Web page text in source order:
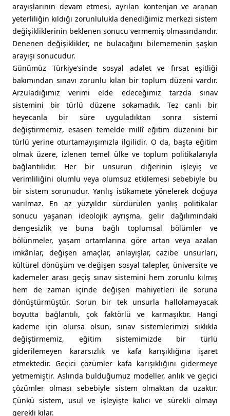
arayışlarının devam etmesi, ayrılan kontenjan ve aranan
yeterliliğin kıldığı zorunlulukla denediğimiz merkezi sistem
değişikliklerinin beklenen sonucu vermemiş olmasındandır.
Denenen değişiklikler, ne bulacağını bilememenin şaşkın
arayışı sonucudur.
Günümüz Türkiye’sinde sosyal adalet ve fırsat eşitliği
bakımından sınavı zorunlu kılan bir toplum düzeni vardır.
Arzuladığımız verimi elde edeceğimiz tarzda sınav
sistemini bir türlü düzene sokamadık. Tez canlı bir
heyecanla bir süre uyguladıktan sonra sistemi
değiştirmemiz, esasen temelde millî eğitim düzenini bir
türlü yerine oturtamayışımızla ilgilidir. O da, başta eğitim
olmak üzere, izlenen temel ülke ve toplum politikalarıyla
bağlantılıdır. Her bir unsurun diğerinin işleyiş ve
verimliliğini olumlu veya olumsuz etkilemesi sebebiyle bu
bir sistem sorunudur. Yanlış istikamete yönelerek doğuya
varılmaz. En az yüzyıldır sürdürülen yanlış politikalar
sonucu yaşanan ideolojik ayrışma, gelir dağılımındaki
dengesizlik ve buna bağlı toplumsal bölümler ve
bölünmeler, yaşam ortamlarına göre artan veya azalan
imkânlar, değişen amaçlar, anlayışlar, cazibe unsurları,
kültürel dönüşüm ve değişen sosyal talepler, üniversite ve
kademeler arası geçiş sınav sistemini hem zorunlu kılmış
hem de zaman içinde değişen mahiyetleri ile soruna
dönüştürmüştür. Sorun bir tek unsurla hallolamayacak
boyutta bağlantılı, çok faktörlü ve karmaşıktır. Hangi
kademe için olursa olsun, sınav sistemlerimizi sıklıkla
değiştirmemiz, eğitim sistemimizde bir türlü
giderilemeyen kararsızlık ve kafa karışıklığına işaret
etmektedir. Geçici çözümler kafa karışıklığını gidermeye
yetmemiştir. Aslında bulduğumuz modeller, anlık ve geçici
çözümler olması sebebiyle sistem olmaktan da uzaktır.
Çünkü sistem, usul ve işleyişte kalıcı ve sürekli olmayı
gerekli kılar.